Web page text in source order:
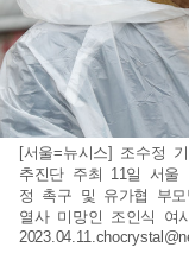
[서울=뉴시스] 조수정
추진단 주최 11일 서울
정 촉구 및 유가협 부
열사 미망인 조인식 여